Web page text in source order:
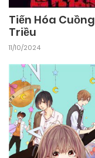
Tiến Hóa Cuồng
Triều
11/10/2024